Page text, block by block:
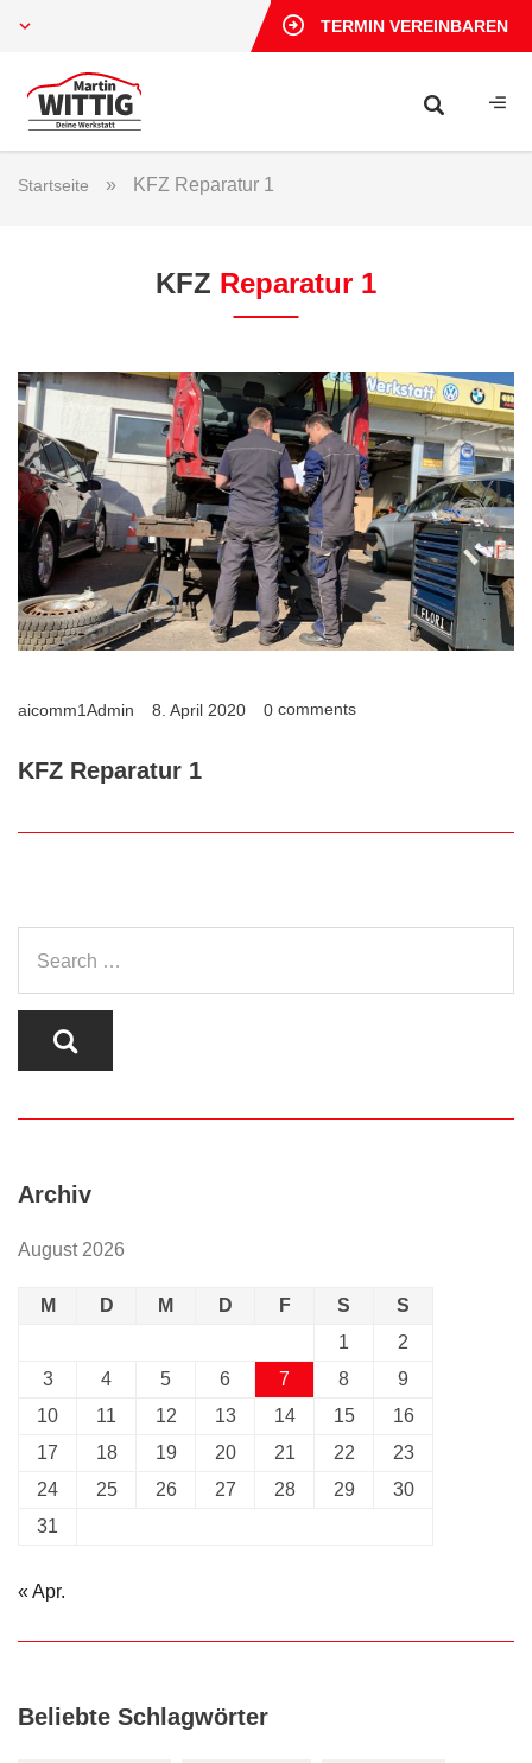
TERMIN VEREINBAREN
Startseite » KFZ Reparatur 1
KFZ Reparatur 1
aicomm1Admin 8. April 2020 0 comments
KFZ Reparatur 1
Archiv
August 2026
M D M D F S
S
1
2
3
4 5 6 7 8
9
10
11 12 13 14 15
16
17
18 19 20 21 22
23
24
25 26 27 28 29
30
31
« Apr.
Beliebte Schlagwörter